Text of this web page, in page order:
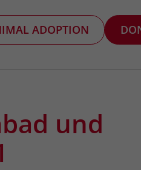
ADOPTION
und